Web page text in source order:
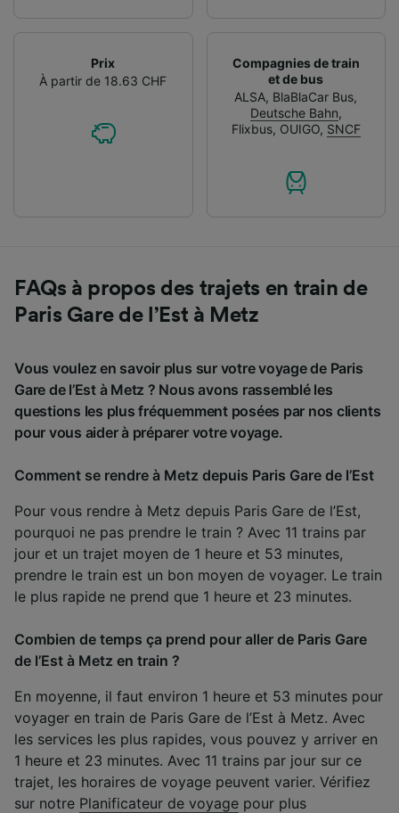
Prix
À partir de 18.63 CHF
Compagnies de train
et de bus
ALSA, BlaBlaCar Bus,
Deutsche Bahn,
Flixbus, OUIGO, SNCF
FAQs à propos des trajets en train de
Paris Gare de l’Est à Metz
Vous voulez en savoir plus sur votre voyage de Paris
Gare de l’Est à Metz ? Nous avons rassemblé les
questions les plus fréquemment posées par nos clients
pour vous aider à préparer votre voyage.
Comment se rendre à Metz depuis Paris Gare de l’Est
Pour vous rendre à Metz depuis Paris Gare de l’Est,
pourquoi ne pas prendre le train ? Avec 11 trains par
jour et un trajet moyen de 1 heure et 53 minutes,
prendre le train est un bon moyen de voyager. Le train
le plus rapide ne prend que 1 heure et 23 minutes.
Combien de temps ça prend pour aller de Paris Gare
de l’Est à Metz en train ?
En moyenne, il faut environ 1 heure et 53 minutes pour
voyager en train de Paris Gare de l’Est à Metz. Avec
les services les plus rapides, vous pouvez y arriver en
1 heure et 23 minutes. Avec 11 trains par jour sur ce
trajet, les horaires de voyage peuvent varier. Vérifiez
sur notre Planificateur de voyage pour plus